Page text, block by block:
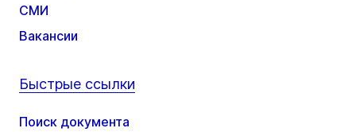
СМИ
Вакансии
Быстрые ссылки
Поиск документа